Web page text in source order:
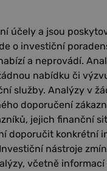
účely a jsou
o investiční
a neprovádí.
nabídku či
služby. Analýzy v
doporučení
jejich finanční
doporučit konkrétní
nástroje
včetně